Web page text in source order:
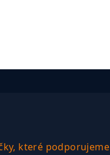
které podporujeme